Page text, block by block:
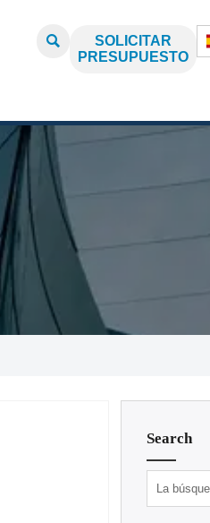

SOLICITAR
PRESUPUESTO
Search